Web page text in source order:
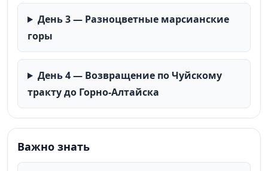
День 3 — Разноцветные марсианские
горы
День 4 — Возвращение по Чуйскому
тракту до Горно-Алтайска
Важно знать